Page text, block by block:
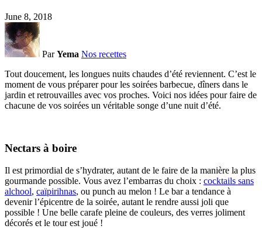
June 8, 2018
ParYema Nos recettes
Tout doucement, les longues nuits chaudes d’été reviennent. C’est le
moment de vous préparer pour les soirées barbecue, dîners dans le
jardin et retrouvailles avec vos proches. Voici nos idées pour faire de
chacune de vos soirées un véritable songe d’une nuit d’été.
Nectars à boire
Il est primordial de s’hydrater, autant de le faire de la manière la plus
gourmande possible. Vous avez l’embarras du choix : cocktails sans
alchool, caïpirihnas, ou punch au melon ! Le bar a tendance à
devenir l’épicentre de la soirée, autant le rendre aussi joli que
possible ! Une belle carafe pleine de couleurs, des verres joliment
décorés et le tour est joué !